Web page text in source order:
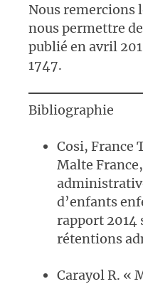
Nous remercions
nous permettre
publié en avril
1747.
Bibliographie
Cosi, France
Malte
d’enfants
rapport 2014
rétentions
Carayol R. «